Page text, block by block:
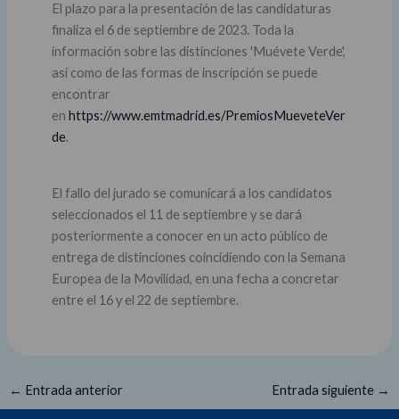
El plazo para la presentación de las candidaturas
finaliza el 6 de septiembre de 2023. Toda la
información sobre las distinciones 'Muévete Verde',
así como de las formas de inscripción se puede
encontrar
en https://www.emtmadrid.es/PremiosMueveteVer
de.
El fallo del jurado se comunicará a los candidatos
seleccionados el 11 de septiembre y se dará
posteriormente a conocer en un acto público de
entrega de distinciones coincidiendo con la Semana
Europea de la Movilidad, en una fecha a concretar
entre el 16 y el 22 de septiembre.
← Entrada anterior Entrada siguiente →